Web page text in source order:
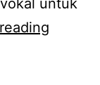
untuk